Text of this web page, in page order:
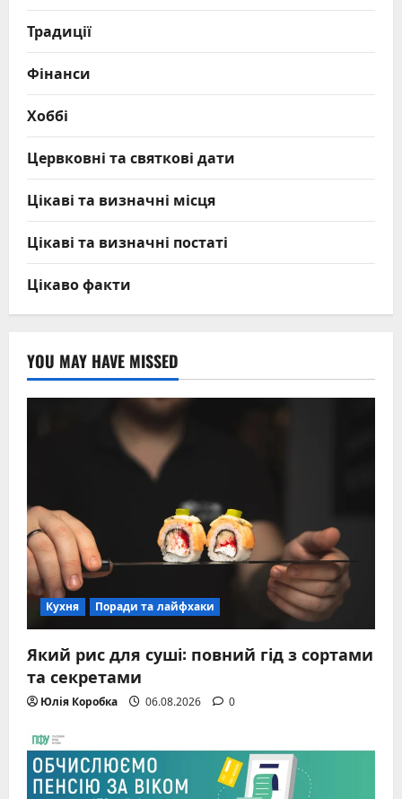
Традиції
Фінанси
Хоббі
Цервковні та святкові дати
Цікаві та визначні місця
Цікаві та визначні постаті
Цікаво факти
YOU MAY HAVE MISSED
Кухня Поради та лайфхаки
Який рис для суші: повний гід з сортами
та секретами
Юлія Коробка 06.08.2026 0